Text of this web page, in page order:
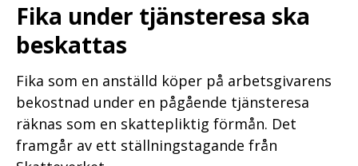
Fika under tjänsteresa ska
beskattas
Fika som en anställd köper på arbetsgivarens
bekostnad under en pågående tjänsteresa
räknas som en skattepliktig förmån. Det
framgår av ett ställningstagande från